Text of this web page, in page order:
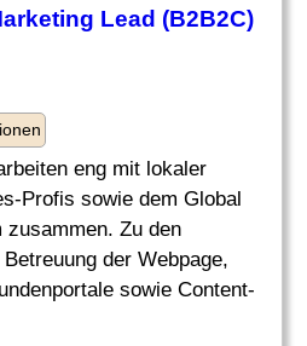
Lead (B2B2C)
eng mit lokaler
Profis sowie dem Global
zusammen. Zu den
der Webpage,
sowie Content-